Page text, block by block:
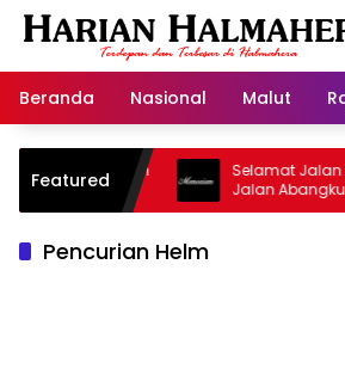
Langsung
Beranda
Nasional Malut
Featured
Warisan
Selamat Jalan Sang
Jalan Abangku
Pencurian Helm